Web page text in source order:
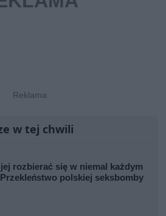
w tej chwili
rozbierać się w niemal każdym
polskiej seksbomby